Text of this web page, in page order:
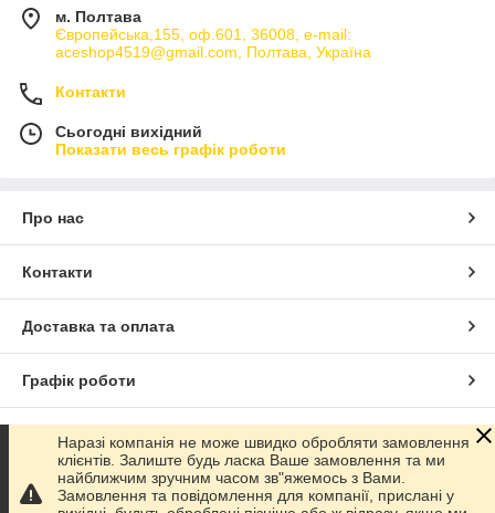
м. Полтава
Європейська,155, оф.601, 36008, e-mail:
aceshop4519@gmail.com, Полтава, Україна
Контакти
Сьогодні вихідний
Показати весь графік роботи
Про нас
Контакти
Доставка та оплата
Графік роботи
Повна версія сайту
Сайт створено на маркетплейсіProm.ua
Наразі компанія не може швидко обробляти замовлення
клієнтів. Залиште будь ласка Ваше замовлення та ми
найближчим зручним часом зв"яжемось з Вами.
Замовлення та повідомлення для компанії, прислані у